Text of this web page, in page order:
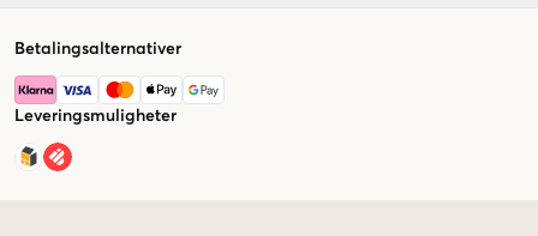
Betalingsalternativer
Leveringsmuligheter